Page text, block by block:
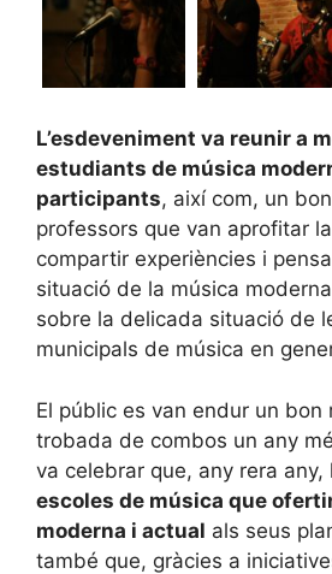
L’esdeveniment va reunir a
estudiants de música
participants, així com, un
professors que van aprofitar
compartir experiències i
situació de la música
sobre la delicada situació de
municipals de música en
El públic es van endur un bon
trobada de combos un any
va celebrar que, any rera any,
escoles de música que
moderna i actual als seus
també que, gràcies a